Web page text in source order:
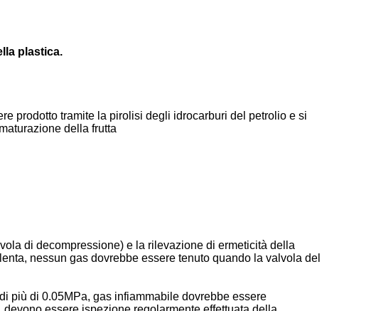
plastica.
prodotto tramite la pirolisi degli idrocarburi del petrolio e si
della frutta
di decompressione) e la rilevazione di ermeticità della
nessun gas dovrebbe essere tenuto quando la valvola del
più di 0.05MPa, gas infiammabile dovrebbe essere